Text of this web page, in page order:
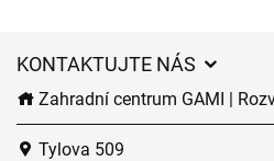
KONTAKTUJTE NÁS
Zahradní centrum GAMI |
Tylova 509